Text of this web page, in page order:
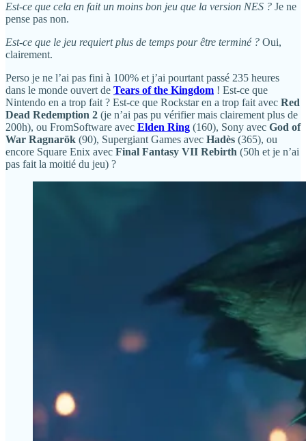
Est-ce que cela en fait un moins bon jeu que la version NES ? Je ne
pense pas non.
Est-ce que le jeu requiert plus de temps pour être terminé ? Oui,
clairement.
Perso je ne l’ai pas fini à 100% et j’ai pourtant passé 235 heures
dans le monde ouvert de Tears of the Kingdom ! Est-ce que
Nintendo en a trop fait ? Est-ce que Rockstar en a trop fait avec Red
Dead Redemption 2 (je n’ai pas pu vérifier mais clairement plus de
200h), ou FromSoftware avec Elden Ring (160), Sony avec God of
War Ragnarök (90), Supergiant Games avec Hadès (365), ou
encore Square Enix avec Final Fantasy VII Rebirth (50h et je n’ai
pas fait la moitié du jeu) ?